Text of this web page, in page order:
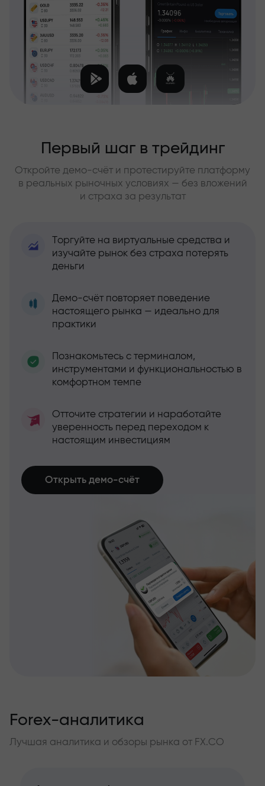
Первый шаг в трейдинг
Откройте демо-счёт и протестируйте платформу
в реальных рыночных условиях — без вложений
и страха за результат
Торгуйте на виртуальные средства и
изучайте рынок без страха потерять
деньги
Демо-счёт повторяет поведение
настоящего рынка — идеально для
практики
Познакомьтесь с терминалом,
инструментами и функциональностью в
комфортном темпе
Отточите стратегии и наработайте
уверенность перед переходом к
настоящим инвестициям
Открыть демо-счёт
Forex-аналитика
Лучшая аналитика и обзоры рынка от FX.CO